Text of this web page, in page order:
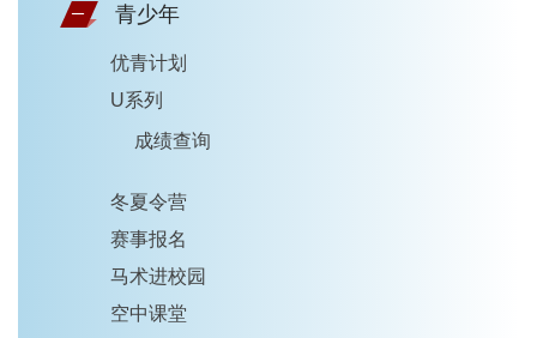
青少年
优青计划
U系列
成绩查询
冬夏令营
赛事报名
马术进校园
空中课堂